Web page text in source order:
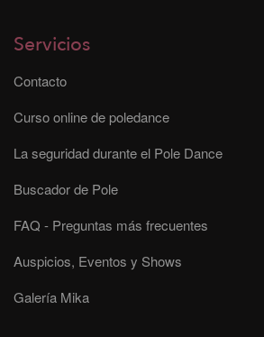
Servicios
Contacto
Curso online de poledance
La seguridad durante el Pole Dance
Buscador de Pole
FAQ - Preguntas más frecuentes
Auspicios, Eventos y Shows
Galería Mika